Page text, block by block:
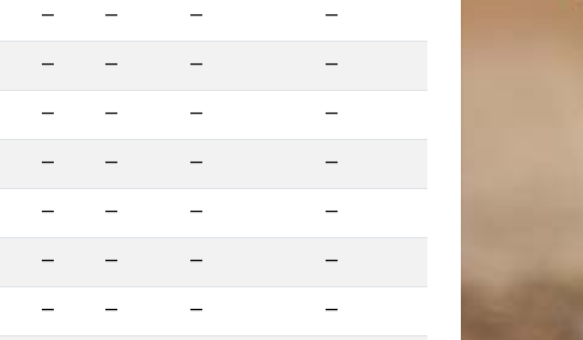
— — — —
— — — —
— — — —
— — — —
— — — —
— — — —
— — — —